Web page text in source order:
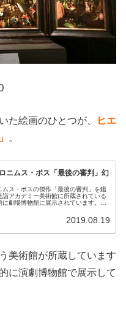
た絵画のひとつが、
ヒエ
。
ニムス・ボス「最後の審判」幻
ムス・ボスの傑作「最後の審判」を鑑
詣アカデミー美術館に所蔵されている
劇場博物館に展示されています。写
2019.08.19
美術館が所蔵しています
に演劇博物館で展示して